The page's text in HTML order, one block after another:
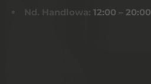
Nd. Handlowa: 12:00 – 20:00